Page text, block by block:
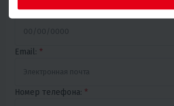
Дата рождения: *
Email: *
Номер телефона: *